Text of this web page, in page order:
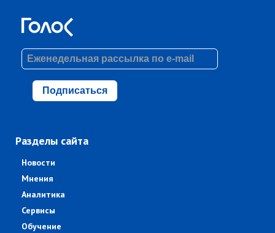
Подписаться
Разделы сайта
Новости
Мнения
Аналитика
Сервисы
Обучение